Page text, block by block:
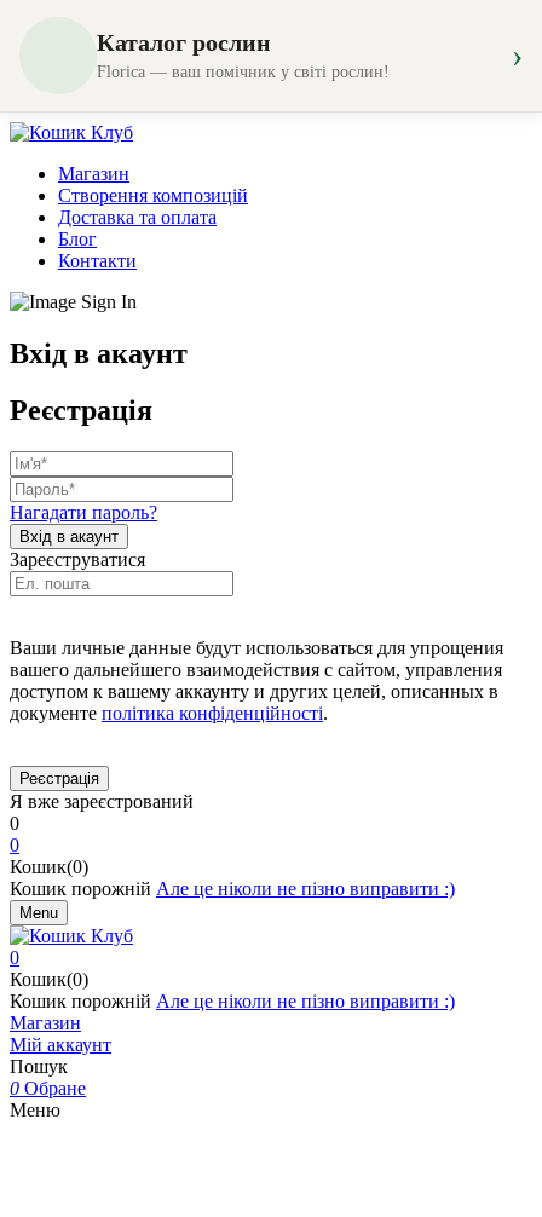
Магазин
Створення композицій
Доставка та оплата
Блог
Контакти
Вхід в акаунт
Реєстрація
Нагадати пароль?
Зареєструватися
Ваши личные данные будут использоваться для упрощения
вашего дальнейшего взаимодействия с сайтом, управления
доступом к вашему аккаунту и других целей, описанных в
документе політика конфіденційності.
Я вже зареєстрований
0
0
Кошик(0)
Кошик порожній Але це ніколи не пізно виправити :)
Menu
0
Кошик(0)
Кошик порожній Але це ніколи не пізно виправити :)
Магазин
Мій аккаунт
Пошук
0 Обране
Меню
Каталог рослин
Florica — ваш помічник у світі рослин! ›